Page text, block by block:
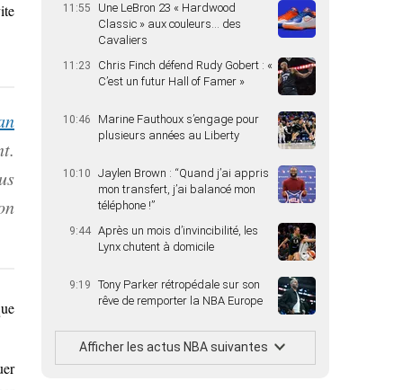
11:55
Une LeBron 23 « Hardwood
Classic » aux couleurs… des
Cavaliers
11:23
Chris Finch défend Rudy Gobert : «
C’est un futur Hall of Famer »
10:46
Marine Fauthoux s’engage pour
plusieurs années au Liberty
10:10
Jaylen Brown : “Quand j’ai appris
mon transfert, j’ai balancé mon
téléphone !”
9:44 Après un mois d’invincibilité, les
Lynx chutent à domicile
9:19
Tony Parker rétropédale sur son
rêve de remporter la NBA Europe
Afficher les actus NBA suivantes